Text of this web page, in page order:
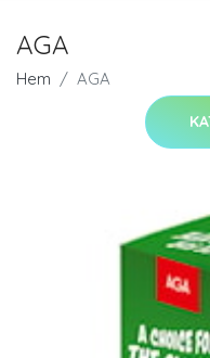
AGA
Hem AGA